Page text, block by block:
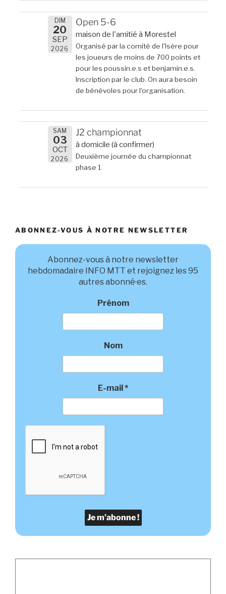
DIM
20
SEP
2026
Open 5-6
maison de l'amitié à Morestel
Organisé par la comité de l'Isère pour
les joueurs de moins de 700 points et
pour les poussin.e.s et benjamin.e.s.
Inscription par le club. On aura besoin
de bénévoles pour l'organisation.
SAM
03
OCT
2026
J2 championnat
à domicile (à confirmer)
Deuxième journée du championnat
phase 1
ABONNEZ-VOUS À NOTRE NEWSLETTER
Abonnez-vous à notre newsletter
hebdomadaire INFO MTT et rejoignez les 95
autres abonné·es.
Prénom
Nom
E-mail*